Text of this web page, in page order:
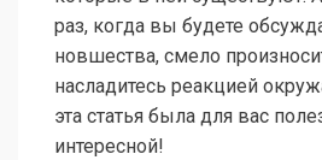
раз, когда вы будете
новшества, смело
насладитесь реакцией
эта статья была для вас
интересной!